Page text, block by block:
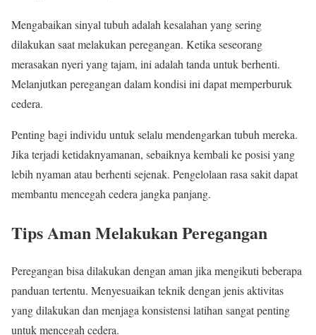
Mengabaikan sinyal tubuh adalah kesalahan yang sering
dilakukan saat melakukan peregangan. Ketika seseorang
merasakan nyeri yang tajam, ini adalah tanda untuk berhenti.
Melanjutkan peregangan dalam kondisi ini dapat memperburuk
cedera.
Penting bagi individu untuk selalu mendengarkan tubuh mereka.
Jika terjadi ketidaknyamanan, sebaiknya kembali ke posisi yang
lebih nyaman atau berhenti sejenak. Pengelolaan rasa sakit dapat
membantu mencegah cedera jangka panjang.
Tips Aman Melakukan Peregangan
Peregangan bisa dilakukan dengan aman jika mengikuti beberapa
panduan tertentu. Menyesuaikan teknik dengan jenis aktivitas
yang dilakukan dan menjaga konsistensi latihan sangat penting
untuk mencegah cedera.